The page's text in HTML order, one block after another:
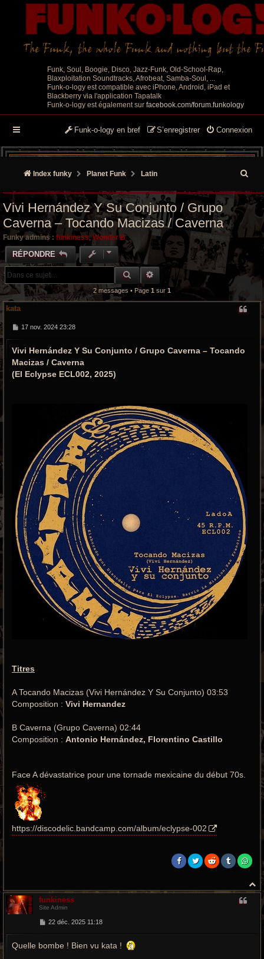
Funk, Soul, Boogie, Disco, Jazz-Funk, Old-School-Rap,
Blaxploitation Soundtracks, Afrobeat, Samba-Soul, ...
Funk-o-logy est compatible avec iPhone, Android, iPad et
Blackberry via l'application Tapatalk
Funk-o-logy est également sur facebook.com/forum.funkology
Connexion
S’enregistrer
Funk-o-logy en bref
Index funky Planet Funk Latin
e
r
Vivi Hernández Y Su Conjunto / Grupo
Caverna – Tocando Macizas / Caverna
Funky admins : funkiness,Wonder B
RÉPONDRE
RECHERCHE GROOVY
RECHERCHE AVANCÉE
2 messages • Page 1 sur 1
kata
M
s
g
e
17 nov. 2024 23:28
Vivi Hernández Y Su Conjunto / Grupo Caverna – Tocando
Macizas / Caverna
(El Eclypse ECL002, 2025)
Titres
A Tocando Macizas (Vivi Hernández Y Su Conjunto) 03:53
Composition : Vivi Hernandez
B Caverna (Grupo Caverna) 02:44
Composition : Antonio Hernández, Florentino Castillo
Face A dévastatrice pour une tornade mexicaine du début 70s.
https://discodelic.bandcamp.com/album/eclypse-002
H
a
funkiness
Site Admin
M
s
22 déc. 2025 11:18
Quelle bombe ! Bien vu kata !